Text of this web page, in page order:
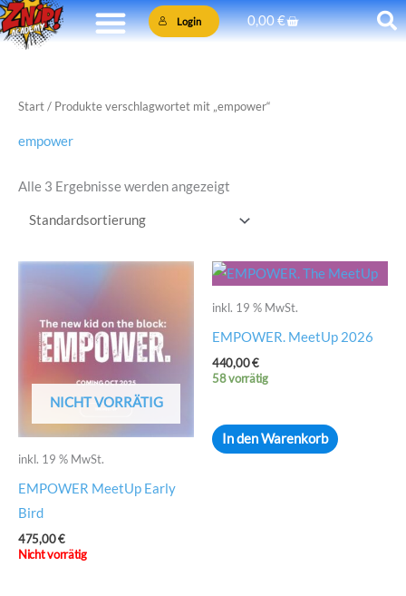
Zum
Inhalt
Login 0,00€Warenkorb
Start/ Produkte verschlagwortet mit „empower“
empower
Alle 3 Ergebnisse werden angezeigt
NICHT VORRÄTIG
inkl. 19 % MwSt.
EMPOWER MeetUp Early
Bird
475,00€
Nicht vorrätig
inkl. 19 % MwSt.
EMPOWER. MeetUp 2026
440,00€
58 vorrätig
In den Warenkorb